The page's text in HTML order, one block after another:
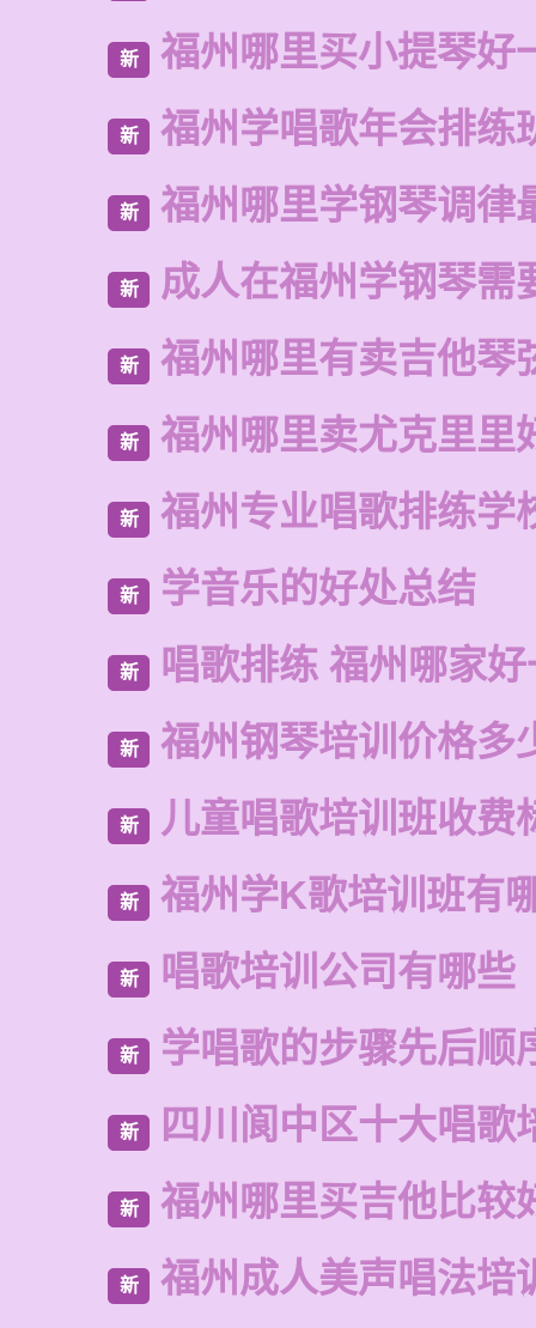
新 福州哪里买小提琴好
新 福州学唱歌年会排练
新 福州哪里学钢琴调律
新 成人在福州学钢琴需
新 福州哪里有卖吉他琴
新 福州哪里卖尤克里里
新 福州专业唱歌排练学
新 学音乐的好处总结
新 唱歌排练 福州哪家
新 福州钢琴培训价格多
新 儿童唱歌培训班收费
新 福州学K歌培训班有
新 唱歌培训公司有哪些
新 学唱歌的步骤先后顺
新 四川阆中区十大唱歌
新 福州哪里买吉他比较
新 福州成人美声唱法培